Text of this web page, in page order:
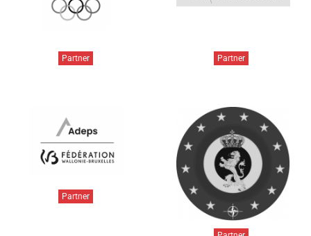
Partner Partner
Partner